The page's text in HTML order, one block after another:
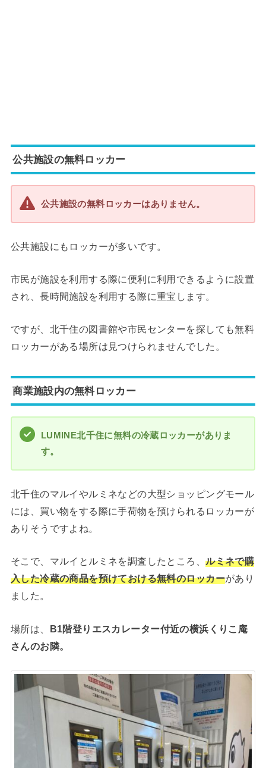
公共施設の無料ロッカー
公共施設の無料ロッカーはありません。
公共施設にもロッカーが多いです。
市民が施設を利用する際に便利に利用できるように設置
され、長時間施設を利用する際に重宝します。
ですが、北千住の図書館や市民センターを探しても無料
ロッカーがある場所は見つけられませんでした。
商業施設内の無料ロッカー
LUMINE北千住に無料の冷蔵ロッカーがありま
す。
北千住のマルイやルミネなどの大型ショッピングモール
には、買い物をする際に手荷物を預けられるロッカーが
ありそうですよね。
そこで、マルイとルミネを調査したところ、ルミネで購
入した冷蔵の商品を預けておける無料のロッカーがあり
ました。
場所は、 B1階登りエスカレーター付近の横浜くりこ庵
さんのお隣。